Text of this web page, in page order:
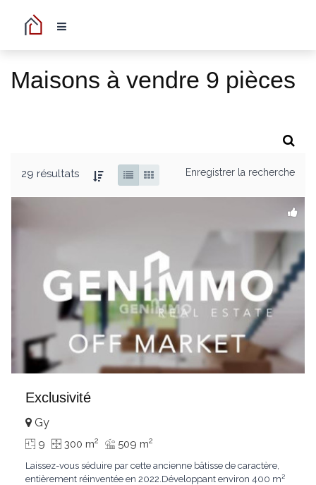
Maisons à vendre 9 pièces
29 résultats Enregistrer la recherche
Exclusivité
Gy
9 300 m2 509 m2
Laissez-vous séduire par cette ancienne bâtisse de caractère,
entièrement réinventée en 2022.Développant environ 400 m²